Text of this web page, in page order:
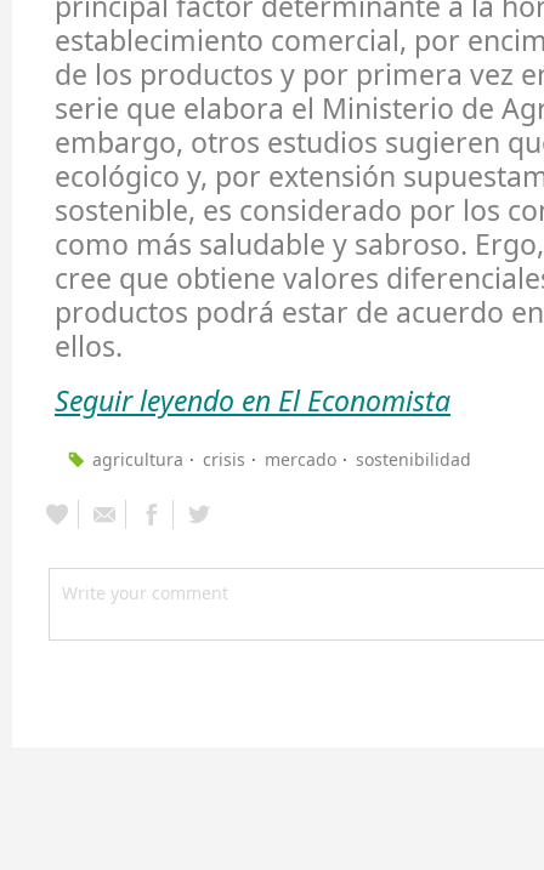
establecimiento comercial, por
de los productos y por primera vez
serie que elabora el Ministerio de
embargo, otros estudios sugieren
ecológico y, por extensión
sostenible, es considerado por los
como más saludable y sabroso.
cree que obtiene valores
productos podrá estar de acuerdo
ellos.
Seguir leyendo en El Economista
agricultura crisis mercado sostenibilidad